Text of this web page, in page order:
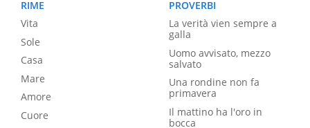
RIME
Vita
Sole
Casa
Mare
Amore
Cuore
PROVERBI
La verità vien sempre a
galla
Uomo avvisato, mezzo
salvato
Una rondine non fa
primavera
Il mattino ha l'oro in
bocca